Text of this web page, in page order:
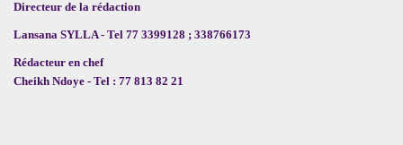
Directeur de la rédaction
Lansana SYLLA - Tel 77 3399128 ; 338766173
Rédacteur en chef
Cheikh Ndoye - Tel : 77 813 82 21